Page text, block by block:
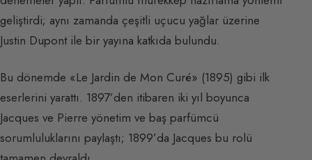
geliştirdi; aynı zamanda çeşitli uçucu yağlar üzerine
Justin Dupont ile bir yayına katkıda bulundu.
Bu dönemde «Le Jardin de Mon Curé» (1895) gibi ilk
eserlerini yarattı. 1897’den itibaren iki yıl boyunca
Jacques ve Pierre yönetim ve baş parfümcü
sorumluluklarını paylaştı; 1899’da Jacques bu rolü